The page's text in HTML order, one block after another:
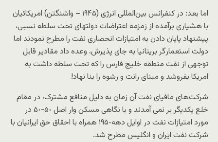
اما بعد: در کنفرانس بین‌المللی انرژی (١٩۴۵ – واشنگتن) امریکائیان
با هشیاری برآمده از زمزمه اعتراضات دولتهای تحت سلطه نسبی،
پیشنهاد پایان دادن به امتیازات انحصاری نفت را مطرح نمودند اما
دولت استعمارگر بریتانیا به جای پذیرش، وعده داد مقادیر قابل
توجهی از نفت منطقه خلیج فارس را که تحت سلطه داشت به
امریکا بفروشد و مبنای رانت و رشوه را بنا نهاد!
شرکت‌های مافیای نفت آن زمان به دلیل منافع مشترک، در مقام
خلع یکدیگر بر نمی آمدند و با نگاهی مسکن وار اصل ۵٠-۵٠ در
مورد امتیازات نفت در اوایل دهه١٩۵٠ همراه با احقاق حق ایرانیان با
شرکت نفت ایران و انگلیس مطرح شد.